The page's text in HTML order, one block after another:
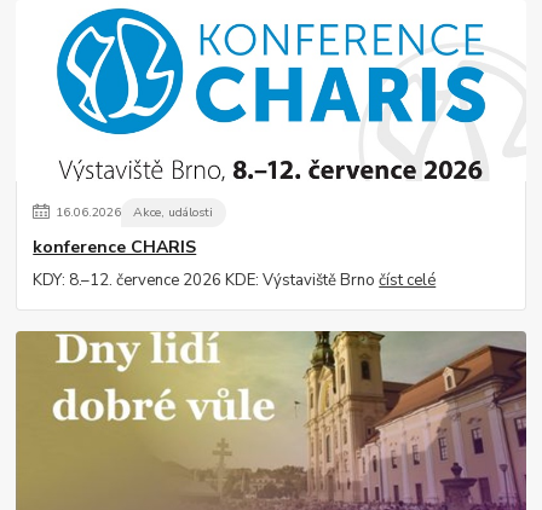
16.06.2026 Akce, události
konference CHARIS
KDY: 8.–12. července 2026 KDE: Výstaviště Brnočíst celé